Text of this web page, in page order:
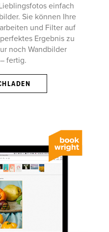
einfach
Sie können Ihre
und Filter auf
Ergebnis zu
noch Wandbilder
fertig.